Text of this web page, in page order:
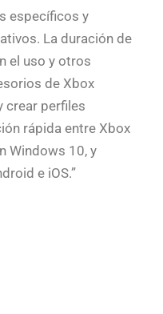
específicos y
La duración de
el uso y otros
de Xbox
crear perfiles
rápida entre Xbox
Windows 10, y
e iOS.”